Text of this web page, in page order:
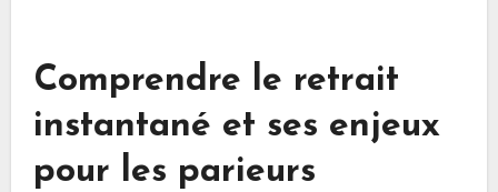
Comprendre le retrait
instantané et ses enjeux
pour les parieurs